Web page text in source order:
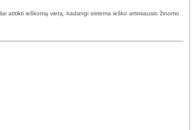
atitikti ieškomą vietą, kadangi sistema ieško artimiausio žinomo